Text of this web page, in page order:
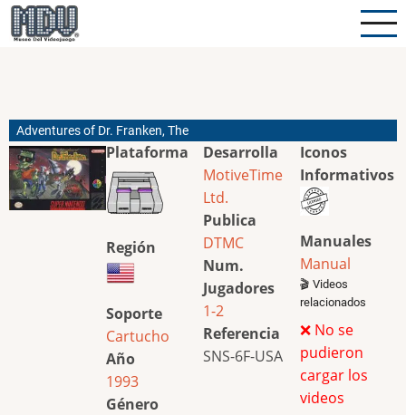
Pasar
al
Adventures of Dr. Franken, The
Plataforma
Región
Soporte
Cartucho
Año
1993
Género
Desarrolla
MotiveTime
Ltd.
Publica
DTMC
Num.
Jugadores
1-2
Referencia
SNS-6F-USA
Iconos
Informativos
Manuales
Manual
🎬 Videos
relacionados
❌ No se
pudieron
cargar los
videos